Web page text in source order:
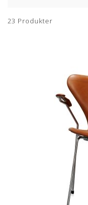
23 Produkter